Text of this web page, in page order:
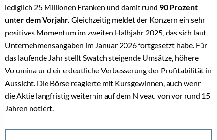
lediglich 25 Millionen Franken und damit rund 90 Prozent
unter dem Vorjahr. Gleichzeitig meldet der Konzern ein sehr
positives Momentum im zweiten Halbjahr 2025, das sich laut
Unternehmensangaben im Januar 2026 fortgesetzt habe. Für
das laufende Jahr stellt Swatch steigende Umsätze, höhere
Volumina und eine deutliche Verbesserung der Profitabilität in
Aussicht. Die Börse reagierte mit Kursgewinnen, auch wenn
die Aktie langfristig weiterhin auf dem Niveau von vor rund 15
Jahren notiert.